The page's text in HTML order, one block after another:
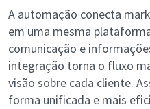
A automação conecta
em uma mesma
comunicação e
integração torna o fluxo
visão sobre cada cliente.
forma unificada e mais